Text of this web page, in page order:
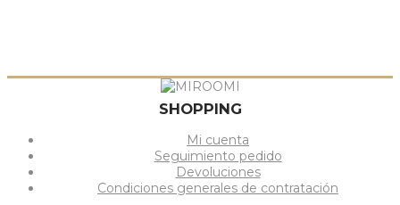
SHOPPING
Mi cuenta
Seguimiento pedido
Devoluciones
Condiciones generales de contratación